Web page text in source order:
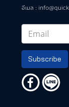
อีเมล :
Subscribe